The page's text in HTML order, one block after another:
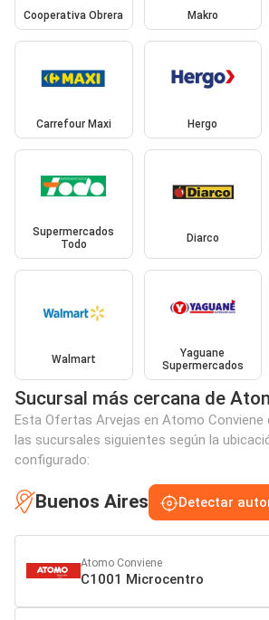
Cooperativa Obrera Makro
Carrefour Maxi Hergo
Supermercados
Todo
Diarco
Walmart
Yaguane
Supermercados
Sucursal más cercana de
Esta Ofertas Arvejas en Atomo Conviene
las sucursales siguientes según la
configurado:
Buenos Aires Detectar
Atomo Conviene
C1001 Microcentro